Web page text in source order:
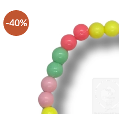
-40%